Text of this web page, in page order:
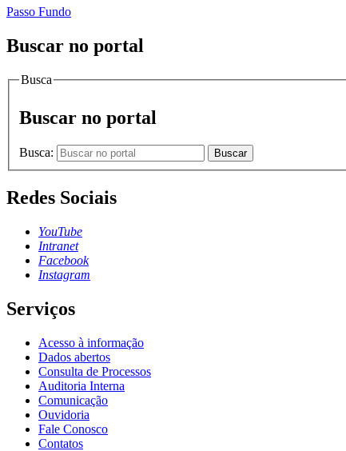
Passo Fundo
Buscar no portal
Busca
Buscar no portal
Busca: Buscar
Redes Sociais
YouTube
Intranet
Facebook
Instagram
Serviços
Acesso à informação
Dados abertos
Consulta de Processos
Auditoria Interna
Comunicação
Ouvidoria
Fale Conosco
Contatos